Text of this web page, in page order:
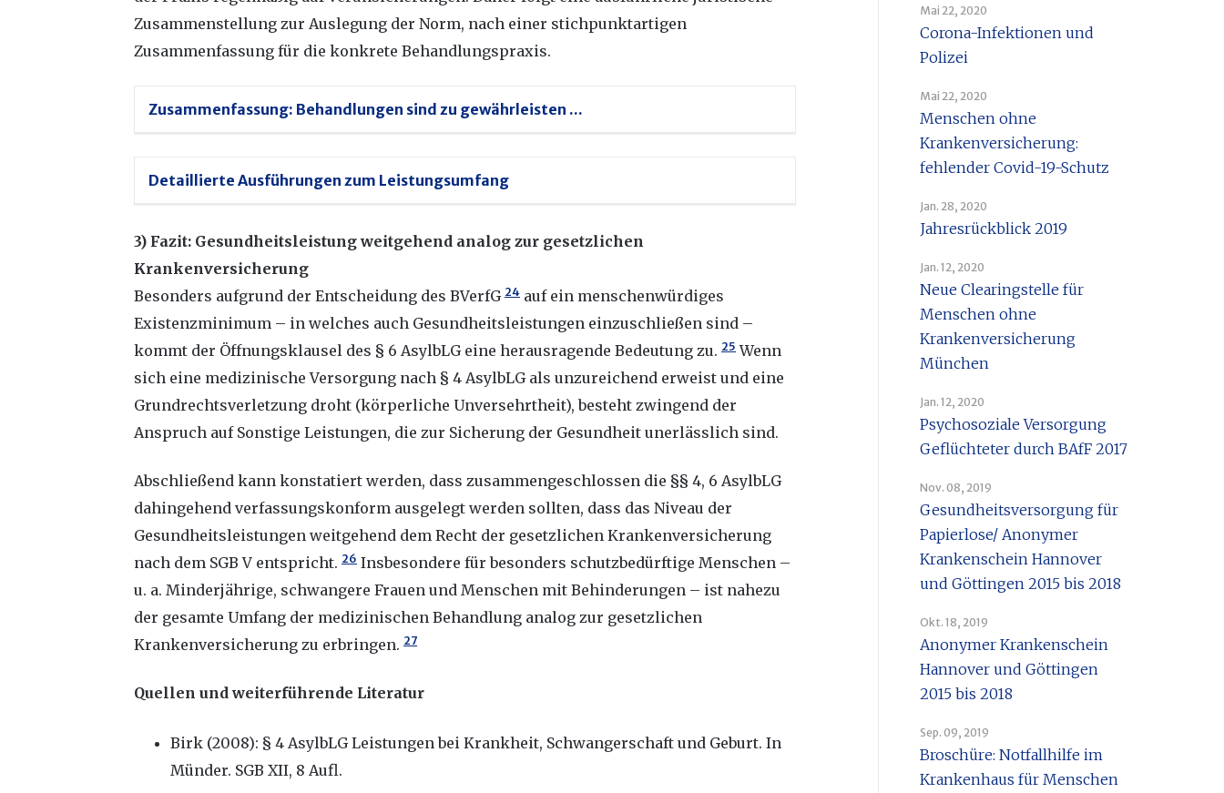
Zusammenstellung zur Auslegung der Norm, nach einer stichpunktartigen
Zusammenfassung für die konkrete Behandlungspraxis.
Zusammenfassung: Behandlungen sind zu gewährleisten ...
Detaillierte Ausführungen zum Leistungsumfang
3) Fazit: Gesundheitsleistung weitgehend analog zur gesetzlichen
Krankenversicherung
Besonders aufgrund der Entscheidung des BVerfG 24 auf ein menschenwürdiges
Existenzminimum – in welches auch Gesundheitsleistungen einzuschließen sind –
kommt der Öffnungsklausel des § 6 AsylbLG eine herausragende Bedeutung zu. 25 Wenn
sich eine medizinische Versorgung nach § 4 AsylbLG als unzureichend erweist und eine
Grundrechtsverletzung droht (körperliche Unversehrtheit), besteht zwingend der
Anspruch auf Sonstige Leistungen, die zur Sicherung der Gesundheit unerlässlich sind.
Abschließend kann konstatiert werden, dass zusammengeschlossen die §§ 4, 6 AsylbLG
dahingehend verfassungskonform ausgelegt werden sollten, dass das Niveau der
Gesundheitsleistungen weitgehend dem Recht der gesetzlichen Krankenversicherung
nach dem SGB V entspricht. 26 Insbesondere für besonders schutzbedürftige Menschen –
u. a. Minderjährige, schwangere Frauen und Menschen mit Behinderungen – ist nahezu
der gesamte Umfang der medizinischen Behandlung analog zur gesetzlichen
Krankenversicherung zu erbringen. 27
Quellen und weiterführende Literatur
Birk (2008): § 4 AsylbLG Leistungen bei Krankheit, Schwangerschaft und Geburt. In
Münder. SGB XII, 8 Aufl.
Mai 22, 2020
Corona-Infektionen und
Polizei
Mai 22, 2020
Menschen ohne
Krankenversicherung:
fehlender Covid-19-Schutz
Jan. 28, 2020
Jahresrückblick 2019
Jan. 12, 2020
Neue Clearingstelle für
Menschen ohne
Krankenversicherung
München
Jan. 12, 2020
Psychosoziale Versorgung
Geflüchteter durch BAfF 2017
Nov. 08, 2019
Gesundheitsversorgung für
Papierlose/ Anonymer
Krankenschein Hannover
und Göttingen 2015 bis 2018
Okt. 18, 2019
Anonymer Krankenschein
Hannover und Göttingen
2015 bis 2018
Sep. 09, 2019
Broschüre: Notfallhilfe im
Krankenhaus für Menschen